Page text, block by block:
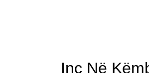
Inç Në